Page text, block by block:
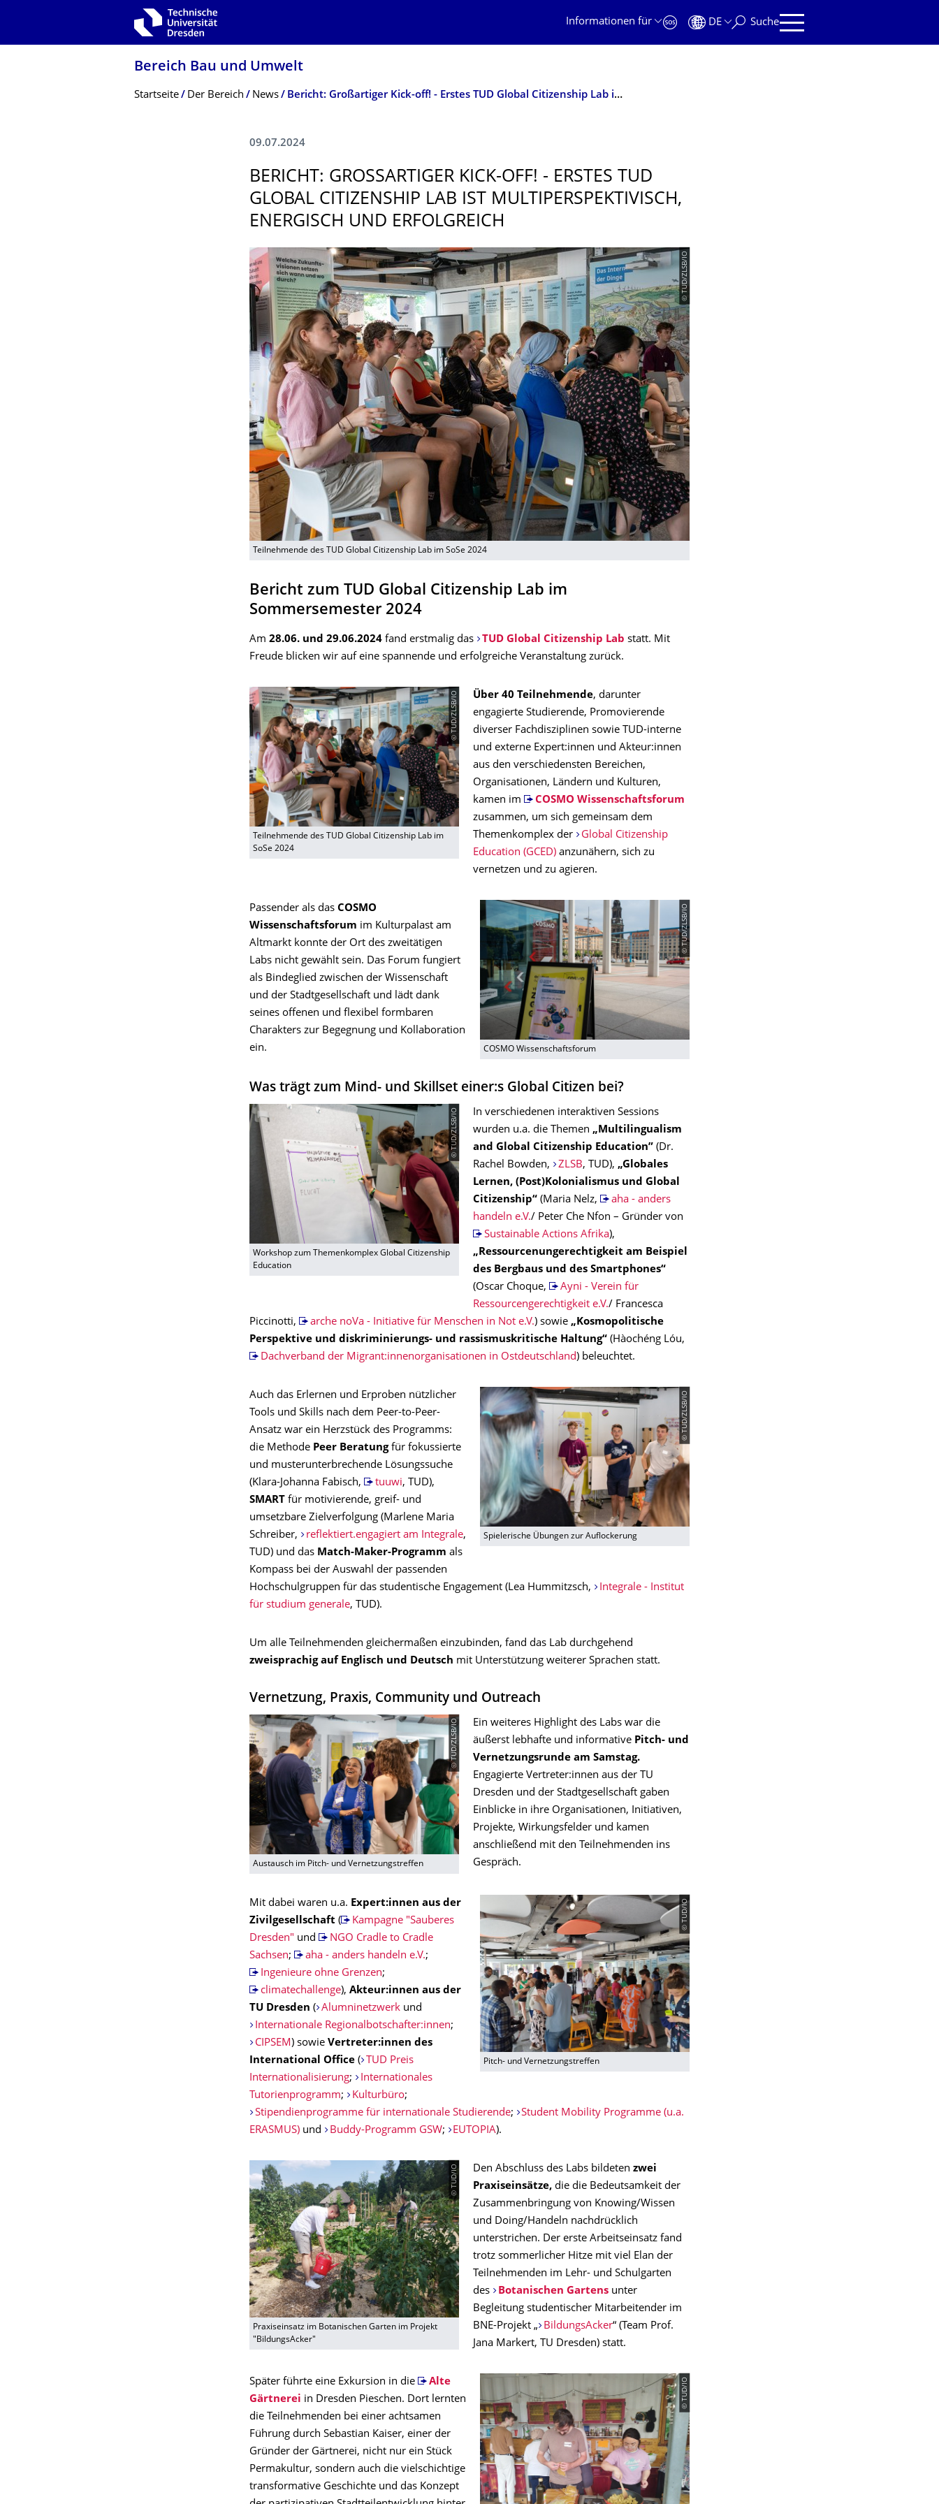
Zur Hauptnavigation springen
Informationen für
DE Suche
Bereich Bau und Umwelt
Breadcrumb-Menü
Startseite Der Bereich News Bericht: Großartiger Kick-off! - Erstes TUD Global Citizenship Lab ist multiperspektivisch, energisch und erfolgreich
09.07.2024
BERICHT: GROSSARTIGER KICK-OFF! - ERSTES TUD G
LOBAL CITIZENSHIP LAB IST MULTIPERSPEKTI­VISCH, E
NERGISCH UND ERFOLGREICH
© TUD/ZLSB/IO
Teilnehmende des TUD Global Citizenship Lab im SoSe 2024
Bericht zum TUD Global Citizenship Lab im
Sommersemester 2024
Am 28.06. und 29.06.2024 fand erstmalig das TUD Global Citizenship Lab statt. Mit
Freude blicken wir auf eine spannende und erfolgreiche Veranstaltung zurück.
© TUD/ZLSB/IO
Teilnehmende des TUD Global Citizenship Lab im
SoSe 2024
Über 40 Teilnehmende, darunter
engagierte Studierende, Promovierende
diverser Fachdisziplinen sowie TUD-interne
und externe Expert:innen und Akteur:innen
aus den verschiedensten Bereichen,
Organisationen, Ländern und Kulturen,
kamen im
COSMO Wissenschaftsforum
zusammen, um sich gemeinsam dem
Themenkomplex der
Global Citizenship
Education (GCED) anzunähern, sich zu
vernetzen und zu agieren.
© TUD/ZLSB/IO
COSMO Wissenschaftsforum
Passender als das COSMO
Wissenschaftsforum im Kulturpalast am
Altmarkt konnte der Ort des zweitätigen
Labs nicht gewählt sein. Das Forum fungiert
als Bindeglied zwischen der Wissenschaft
und der Stadtgesellschaft und lädt dank
seines offenen und flexibel formbaren
Charakters zur Begegnung und Kollaboration
ein.
Was trägt zum Mind- und Skillset einer:s Global Citizen bei?
© TUD/ZLSB/IO
Workshop zum Themenkomplex Global Citizenship
Education
In verschiedenen interaktiven Sessions
wurden u.a. die Themen „Multilingualism
and Global Citizenship Education” (Dr.
Rachel Bowden,
ZLSB, TUD), „Globales
Lernen, (Post)Kolonialismus und Global
Citizenship“ (Maria Nelz,
aha - anders
handeln e.V./ Peter Che Nfon – Gründer von
Sustainable Actions Afrika),
„Ressourcenungerechtigkeit am Beispiel
des Bergbaus und des Smartphones“
(Oscar Choque,
Ayni - Verein für
Ressourcengerechtigkeit e.V./ Francesca
Piccinotti,
arche noVa - Initiative für Menschen in Not e.V.) sowie „Kosmopolitische
Perspektive und diskriminierungs- und rassismuskritische Haltung“ (Hàochéng Lóu,
Dachverband der Migrant:innenorganisationen in Ostdeutschland) beleuchtet.
© TUD/ZLSB/IO
Spielerische Übungen zur Auflockerung
Auch das Erlernen und Erproben nützlicher
Tools und Skills nach dem Peer-to-Peer-
Ansatz war ein Herzstück des Programms:
die Methode Peer Beratungfür fokussierte
und musterunterbrechende Lösungssuche
(Klara-Johanna Fabisch,
tuuwi, TUD),
SMART für motivierende, greif- und
umsetzbare Zielverfolgung (Marlene Maria
Schreiber,
reflektiert.engagiert am Integrale,
TUD) und das Match-Maker-Programm als
Kompass bei der Auswahl der passenden
Hochschulgruppen für das studentische Engagement (Lea Hummitzsch,
Integrale - Institut
für studium generale, TUD).
Um alle Teilnehmenden gleichermaßen einzubinden, fand das Lab durchgehend
zweisprachig auf Englisch und Deutsch mit Unterstützung weiterer Sprachen statt.
Vernetzung, Praxis, Community und Outreach
© TUD/ZLSB/IO
Austausch im Pitch- und Vernetzungstreffen
Ein weiteres Highlight des Labs war die
äußerst lebhafte und informative Pitch- und
Vernetzungsrunde am Samstag.
Engagierte Vertreter:innen aus der TU
Dresden und der Stadtgesellschaft gaben
Einblicke in ihre Organisationen, Initiativen,
Projekte, Wirkungsfelder und kamen
anschließend mit den Teilnehmenden ins
Gespräch.
© TUD/IO
Pitch- und Vernetzungstreffen
Mit dabei waren u.a. Expert:innen aus der
Zivilgesellschaft (
Kampagne "Sauberes
Dresden" und
NGO Cradle to Cradle
Sachsen; aha - anders handeln e.V.;
Ingenieure ohne Grenzen;
climatechallenge), Akteur:innen aus der
TU Dresden ( Alumninetzwerkund
Internationale Regionalbotschafter:innen;
CIPSEM ) sowie Vertreter:innen des
International Office (
TUD Preis
Internationalisierung;
Internationales
Tutorienprogramm; Kulturbüro;
Stipendienprogramme für internationale Studierende;
Student Mobility Programme (u.a.
ERASMUS) und Buddy-Programm GSW; EUTOPIA).
© TUD/IO
Praxiseinsatz im Botanischen Garten im Projekt
"BildungsAcker"
Den Abschluss des Labs bildeten zwei
Praxiseinsätze, die die Bedeutsamkeit der
Zusammenbringung von Knowing/Wissen
und Doing/Handeln nachdrücklich
unterstrichen. Der erste Arbeitseinsatz fand
trotz sommerlicher Hitze mit viel Elan der
Teilnehmenden im Lehr- und Schulgarten
des
Botanischen Gartens unter
Begleitung studentischer Mitarbeitender im
BNE-Projekt „
BildungsAcker“ (Team Prof.
Jana Markert, TU Dresden) statt.
© TUD/IO
Später führte eine Exkursion in die
Alte
Gärtnerei in Dresden Pieschen. Dort lernten
die Teilnehmenden bei einer achtsamen
Führung durch Sebastian Kaiser, einer der
Gründer der Gärtnerei, nicht nur ein Stück
Permakultur, sondern auch die vielschichtige
transformative Geschichte und das Konzept